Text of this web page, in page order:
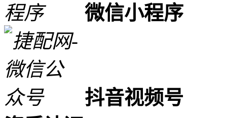
微信小程序
抖音视频号